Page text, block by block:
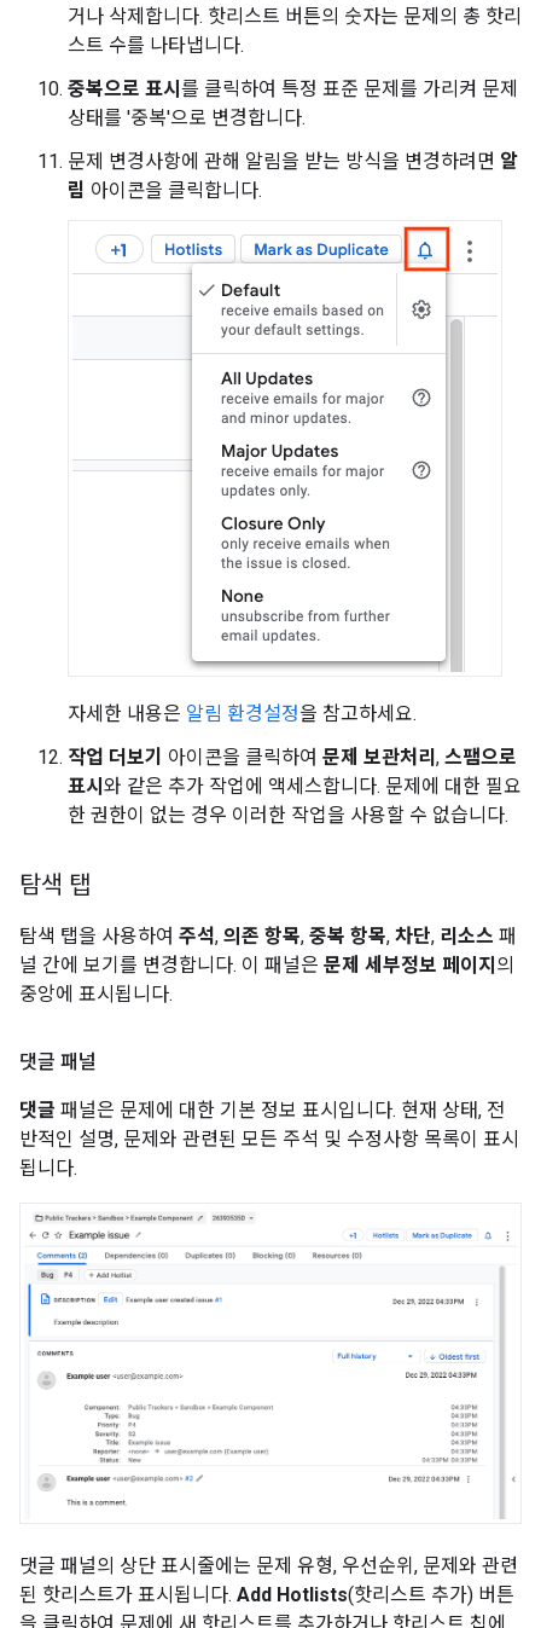
거나 삭제합니다. 핫리스트 버튼의 숫자는 문제의 총 핫리
스트 수를 나타냅니다.
중복으로 표시 를 클릭하여 특정 표준 문제를 가리켜 문제
상태를 '중복'으로 변경합니다.
문제 변경사항에 관해 알림을 받는 방식을 변경하려면 알
림 아이콘을 클릭합니다.
자세한 내용은 알림 환경설정을 참고하세요.
작업 더보기
아이콘을 클릭하여 문제 보관처리 , 스팸으로
표시 와 같은 추가 작업에 액세스합니다. 문제에 대한 필요
한 권한이 없는 경우 이러한 작업을 사용할 수 없습니다.
탐색 탭
탐색 탭을 사용하여 주석, 의존 항목, 중복 항목, 차단, 리소스 패
널 간에 보기를 변경합니다. 이 패널은 문제 세부정보 페이지 의
중앙에 표시됩니다.
댓글 패널
댓글 패널은 문제에 대한 기본 정보 표시입니다. 현재 상태, 전
반적인 설명, 문제와 관련된 모든 주석 및 수정사항 목록이 표시
됩니다.
댓글 패널의 상단 표시줄에는 문제 유형, 우선순위, 문제와 관련
된 핫리스트가 표시됩니다. Add Hotlists(핫리스트 추가) 버튼